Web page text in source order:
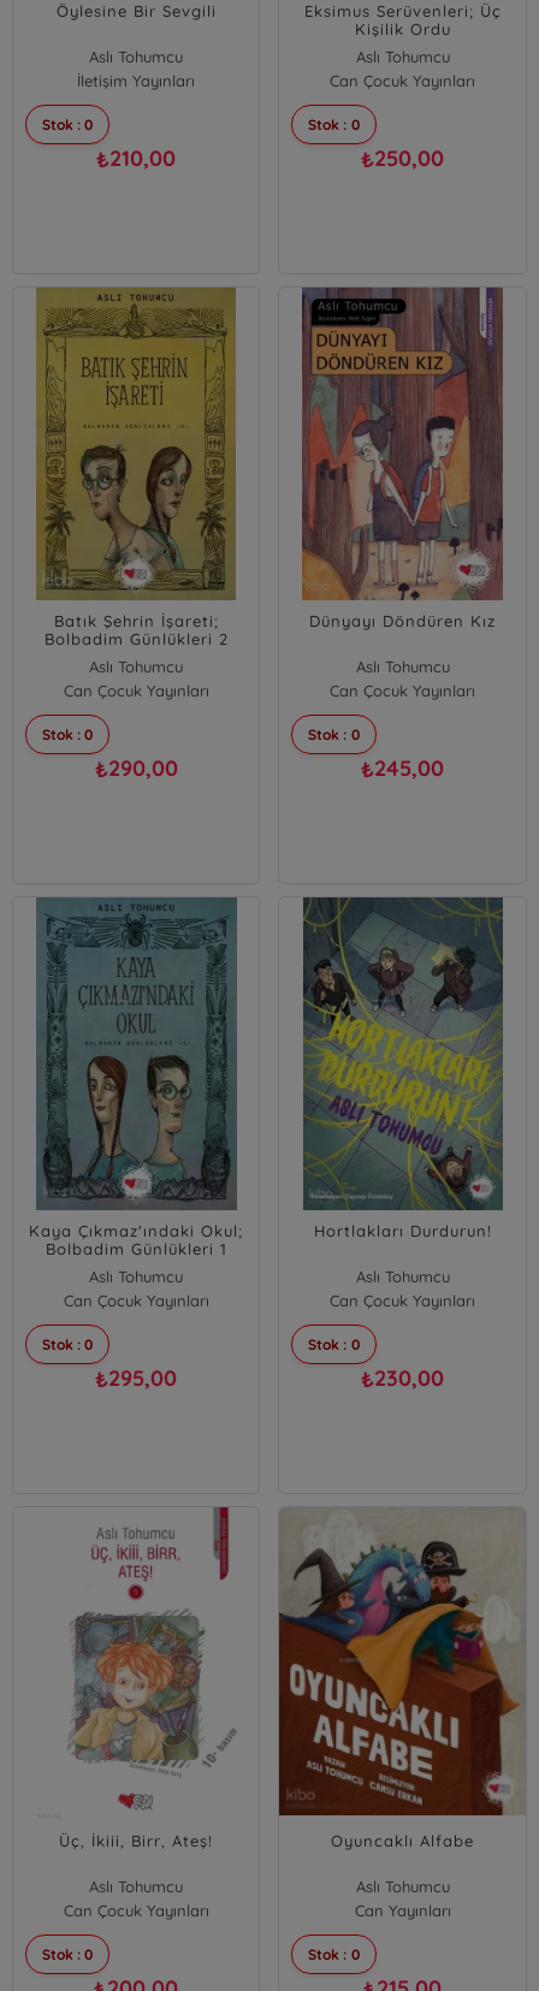
Öylesine Bir Sevgili
Aslı Tohumcu
İletişim Yayınları
Stok : 0
₺210,00
Eksimus Serüvenleri; Üç
Kişilik Ordu
Aslı Tohumcu
Can Çocuk Yayınları
Stok : 0
₺250,00
Batık Şehrin İşareti;
Bolbadim Günlükleri 2
Aslı Tohumcu
Can Çocuk Yayınları
Stok : 0
₺290,00
Dünyayı Döndüren Kız
Aslı Tohumcu
Can Çocuk Yayınları
Stok : 0
₺245,00
Kaya Çıkmaz'ındaki Okul;
Bolbadim Günlükleri 1
Aslı Tohumcu
Can Çocuk Yayınları
Stok : 0
₺295,00
Hortlakları Durdurun!
Aslı Tohumcu
Can Çocuk Yayınları
Stok : 0
₺230,00
Üç, İkiii, Birr, Ateş!
Aslı Tohumcu
Can Çocuk Yayınları
Stok : 0
Oyuncaklı Alfabe
Aslı Tohumcu
Can Yayınları
Stok : 0